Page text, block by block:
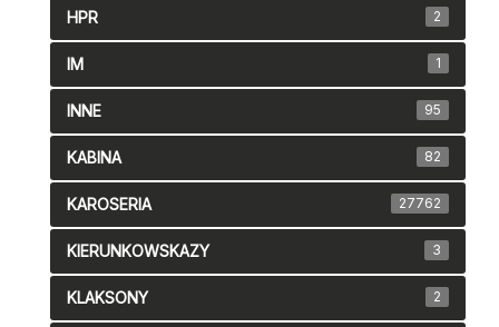
HPR 2
IM 1
INNE 95
KABINA 82
KAROSERIA 27762
KIERUNKOWSKAZY 3
KLAKSONY 2